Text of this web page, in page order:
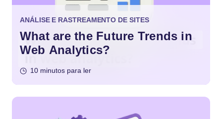
ANÁLISE E RASTREAMENTO DE SITES
What are the Future Trends in
Web Analytics?
10 minutos para ler